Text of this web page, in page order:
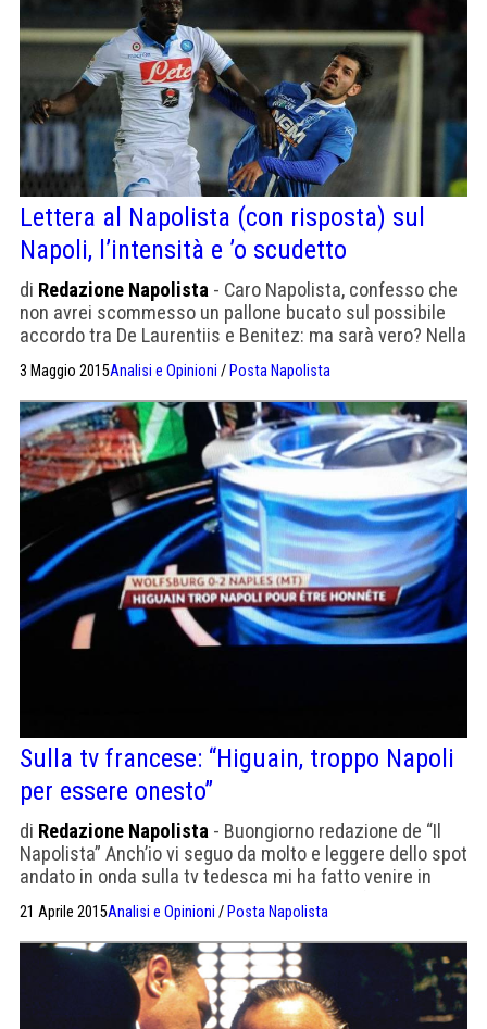
Lettera al Napolista (con risposta) sul
Napoli, l’intensità e ’o scudetto
di Redazione Napolista - Caro Napolista, confesso che
non avrei scommesso un pallone bucato sul possibile
accordo tra De Laurentiis e Benitez: ma sarà vero? Nella
mio interrogativo sul quale cerco altrui (qualificate)
opinioni. Se è vero, ed è vero, che il Napoli quest’anno
quando ha dato il massimo ha dimostrato […]
3 Maggio 2015Analisi e Opinioni / Posta Napolista
Sulla tv francese: “Higuain, troppo Napoli
per essere onesto”
di Redazione Napolista - Buongiorno redazione de “Il
Napolista” Anch’io vi seguo da molto e leggere dello spot
andato in onda sulla tv tedesca mi ha fatto venire in
“bein sport”, tra primo e secondo tempo. “Higuain,
troppo da Napoli per essere onesto”, in riferimento alla
posizione di fuorigioco del Pipita […]
21 Aprile 2015Analisi e Opinioni / Posta Napolista